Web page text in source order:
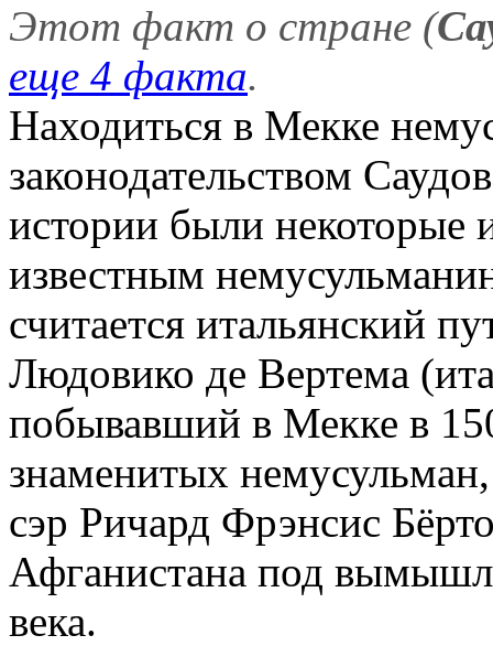
Этот факт о стране (
еще 4 факта.
Находиться в Мекке
законодательством
истории были
известным
считается итальянский
Людовико де Вертема
побывавший в Мекке в
знаменитых
сэр Ричард Фрэнсис
Афганистана под
века.